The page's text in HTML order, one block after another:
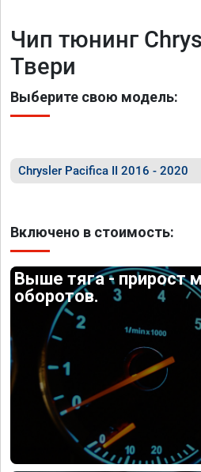
Чип тюнинг
Твери
Выберите свою модель:
Chrysler Pacifica II 2016 - 2020
Включено в стоимость:
Выше тяга - прирост
оборотов.